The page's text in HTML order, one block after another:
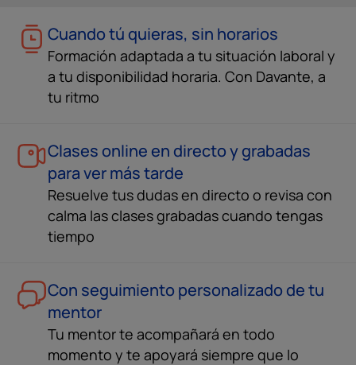
Cuando tú quieras, sin horarios
Formación adaptada a tu situación laboral y
a tu disponibilidad horaria. Con Davante, a
tu ritmo
Clases online en directo y grabadas
para ver más tarde
Resuelve tus dudas en directo o revisa con
calma las clases grabadas cuando tengas
tiempo
Con seguimiento personalizado de tu
mentor
Tu mentor te acompañará en todo
momento y te apoyará siempre que lo